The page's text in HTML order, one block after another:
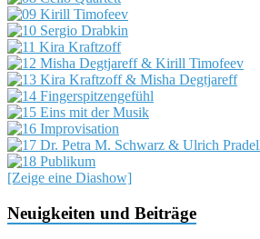
[Zeige eine Diashow]
Neuigkeiten und Beiträge